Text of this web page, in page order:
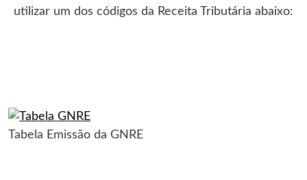
utilizar um dos códigos da Receita Tributária abaixo:
Tabela Emissão da GNRE